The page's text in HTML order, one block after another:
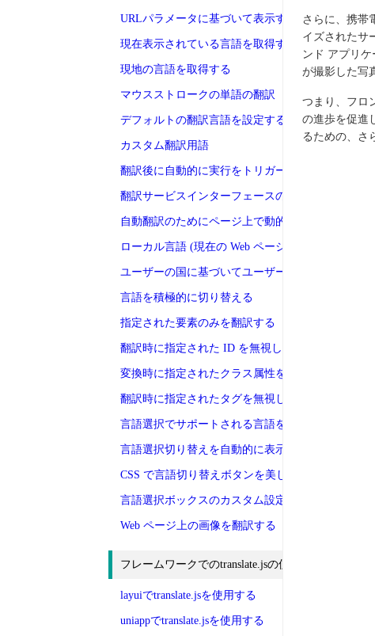
URLパラメータに基づいて表示する言語を制御し
現在表示されている言語を取得する
現地の言語を取得する
マウスストロークの単語の翻訳
デフォルトの翻訳言語を設定する
カスタム翻訳用語
翻訳後に自動的に実行をトリガーする
翻訳サービスインターフェースの指定
自動翻訳のためにページ上で動的にレンダリング
ローカル言語 (現在の Web ページの言語) を設定し
ユーザーの国に基づいてユーザーの言語を自動的に
言語を積極的に切り替える
指定された要素のみを翻訳する
翻訳時に指定された ID を無視します
変換時に指定されたクラス属性を無視します。
翻訳時に指定されたタグを無視します
言語選択でサポートされる言語を設定します
言語選択切り替えを自動的に表示するかどうかを設
CSS で言語切り替えボタンを美しくする
言語選択ボックスのカスタム設定を切り替える
Web ページ上の画像を翻訳する
フレームワークでのtranslate.jsの使用
layuiでtranslate.jsを使用する
uniappでtranslate.jsを使用する
さらに、携帯
イズされたサ
ンド アプリ
が撮影した写
つまり、フロ
の進歩を促進
るための、さ